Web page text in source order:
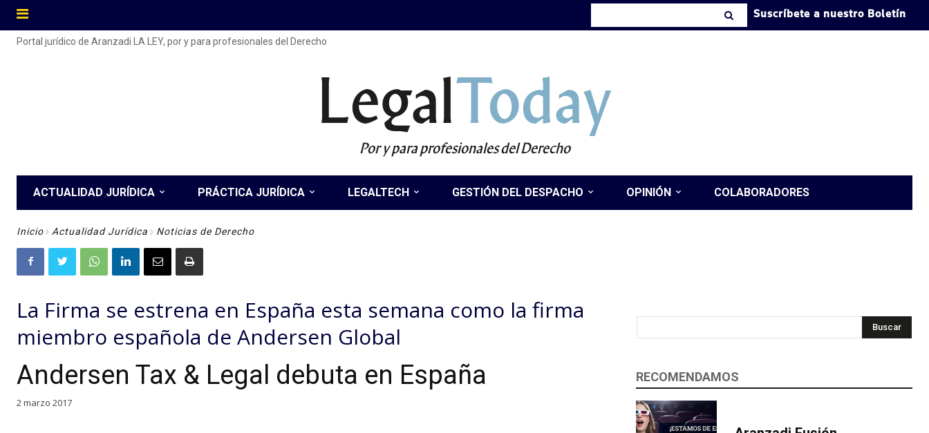
Suscríbete a nuestro Boletín
Portal jurídico de Aranzadi LA LEY, por y para profesionales del Derecho
LegalToday
Por y para profesionales del Derecho
ACTUALIDAD JURÍDICA PRÁCTICA JURÍDICA LEGALTECH GESTIÓN DEL DESPACHO OPINIÓN COLABORADORES
Inicio Actualidad Jurídica Noticias de Derecho
La Firma se estrena en España esta semana como la firma
miembro española de Andersen Global
Andersen Tax & Legal debuta en España
2 marzo 2017
Buscar
RECOMENDAMOS